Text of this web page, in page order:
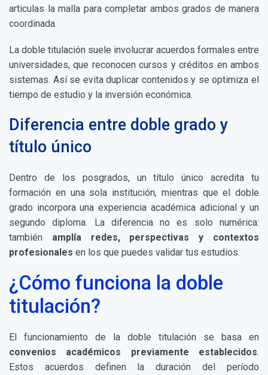
articulas la malla para completar ambos grados de manera
coordinada.
La doble titulación suele involucrar acuerdos formales entre
universidades, que reconocen cursos y créditos en ambos
sistemas. Así se evita duplicar contenidos y se optimiza el
tiempo de estudio y la inversión económica.
Diferencia entre doble grado y
título único
Dentro de los posgrados, un título único acredita tu
formación en una sola institución, mientras que el doble
grado incorpora una experiencia académica adicional y un
segundo diploma. La diferencia no es solo numérica:
también amplía redes, perspectivas y contextos
profesionales en los que puedes validar tus estudios.
¿Cómo funciona la doble
titulación?
El funcionamiento de la doble titulación se basa en
convenios académicos previamente establecidos.
Estos acuerdos definen la duración del período